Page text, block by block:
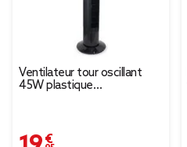
Ventilateur tour oscillant
45W plastique
19,95 €